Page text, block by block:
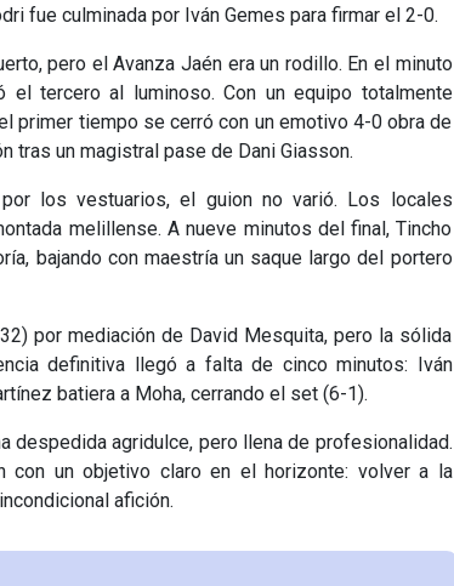
fue culminada por Iván Gemes para firmar el 2-0.
pero el Avanza Jaén era un rodillo. En el minuto
tercero al luminoso. Con un equipo totalmente
primer tiempo se cerró con un emotivo 4-0 obra de
tras un magistral pase de Dani Giasson.
los vestuarios, el guion no varió. Los locales
melillense. A nueve minutos del final, Tincho
bajando con maestría un saque largo del portero
por mediación de David Mesquita, pero la sólida
definitiva llegó a falta de cinco minutos: Iván
batiera a Moha, cerrando el set (6-1).
despedida agridulce, pero llena de profesionalidad.
con un objetivo claro en el horizonte: volver a la
afición.